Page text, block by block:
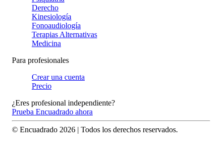
Derecho
Kinesiología
Fonoaudiología
Terapias Alternativas
Medicina
Para profesionales
Crear una cuenta
Precio
¿Eres profesional independiente?
Prueba Encuadrado ahora
© Encuadrado 2026 | Todos los derechos reservados.